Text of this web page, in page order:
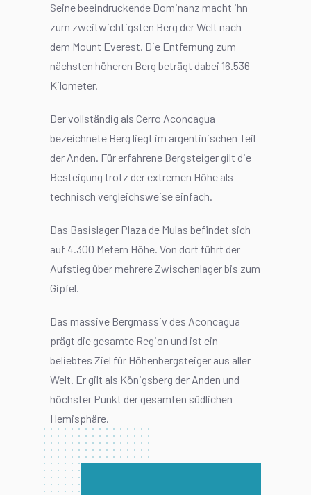
Seine beeindruckende Dominanz macht ihn
zum zweitwichtigsten Berg der Welt nach
dem Mount Everest. Die Entfernung zum
nächsten höheren Berg beträgt dabei 16.536
Kilometer.
Der vollständig als Cerro Aconcagua
bezeichnete Berg liegt im argentinischen Teil
der Anden. Für erfahrene Bergsteiger gilt die
Besteigung trotz der extremen Höhe als
technisch vergleichsweise einfach.
Das Basislager Plaza de Mulas befindet sich
auf 4.300 Metern Höhe. Von dort führt der
Aufstieg über mehrere Zwischenlager bis zum
Gipfel.
Das massive Bergmassiv des Aconcagua
prägt die gesamte Region und ist ein
beliebtes Ziel für Höhenbergsteiger aus aller
Welt. Er gilt als Königsberg der Anden und
höchster Punkt der gesamten südlichen
Hemisphäre.